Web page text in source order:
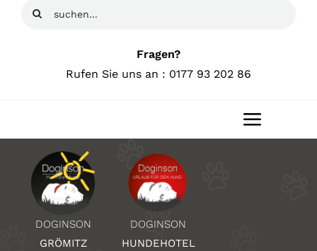
Suche
Fragen?
Rufen Sie uns an : 0177 93 202 86
Toggle
Home
Über Uns
DOGINSON
GRÖMITZ
DOGINSON
HUNDEHOTEL